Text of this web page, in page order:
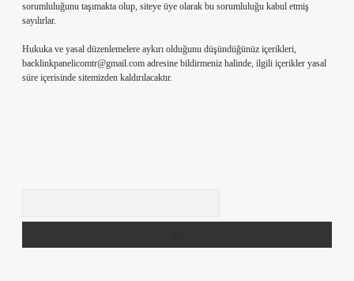
sorumluluğunu taşımakta olup, siteye üye olarak bu sorumluluğu kabul etmiş
sayılırlar.
Hukuka ve yasal düzenlemelere aykırı olduğunu düşündüğünüz içerikleri,
backlinkpanelicomtr@gmail.com adresine bildirmeniz halinde, ilgili içerikler yasal
süre içerisinde sitemizden kaldırılacaktır.